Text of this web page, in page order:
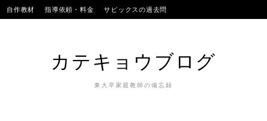
Skip
to
自作教材 指導依頼・料金 サピックスの過去問
カテキョウブログ
東大卒家庭教師の備忘録